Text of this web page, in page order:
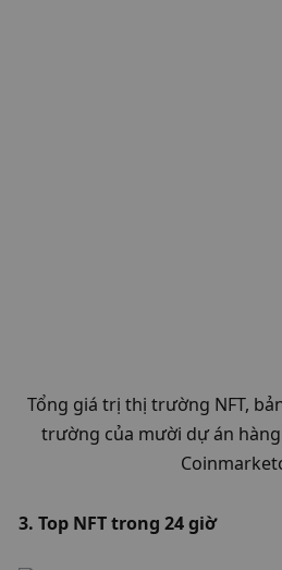
Tổng giá trị thị trường NFT,
trường của mười dự án
3. Top NFT trong 24 giờ